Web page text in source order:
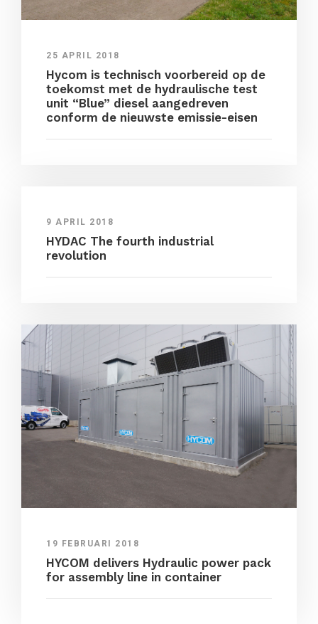
25 APRIL 2018
Hycom is technisch voorbereid op de
toekomst met de hydraulische test
unit “Blue” diesel aangedreven
conform de nieuwste emissie-eisen
9 APRIL 2018
HYDAC The fourth industrial
revolution
19 FEBRUARI 2018
HYCOM delivers Hydraulic power pack
for assembly line in container